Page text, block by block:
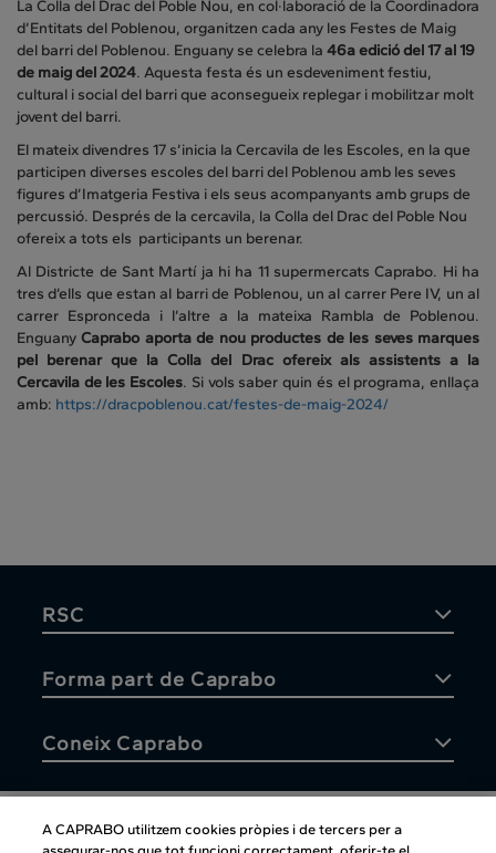
La Colla del Drac del Poble Nou, en col·laboració de la Coordinadora
d’Entitats del Poblenou, organitzen cada any les Festes de Maig
del barri del Poblenou. Enguany se celebra la 46a edició del 17 al 19
de maig del 2024. Aquesta festa és un esdeveniment festiu,
cultural i social del barri que aconsegueix replegar i mobilitzar molt
jovent del barri.
El mateix divendres 17 s’inicia la Cercavila de les Escoles, en la que
participen diverses escoles del barri del Poblenou amb les seves
figures d’Imatgeria Festiva i els seus acompanyants amb grups de
percussió. Després de la cercavila, la Colla del Drac del Poble Nou
ofereix a tots els participants un berenar.
Al Districte de Sant Martí ja hi ha 11 supermercats Caprabo. Hi ha
tres d’ells que estan al barri de Poblenou, un al carrer Pere IV, un al
carrer Espronceda i l’altre a la mateixa Rambla de Poblenou.
EnguanyCaprabo aporta de nou productes de les seves marques
pel berenar que la Colla del Drac ofereix als assistents a la
Cercavila de les Escoles. Si vols saber quin és el programa, enllaça
amb: https://dracpoblenou.cat/festes-de-maig-2024/
RSC
Forma part de Caprabo
Coneix Caprabo
A CAPRABO utilitzem cookies pròpies i de tercers per a